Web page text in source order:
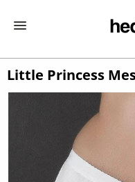
Little Princess